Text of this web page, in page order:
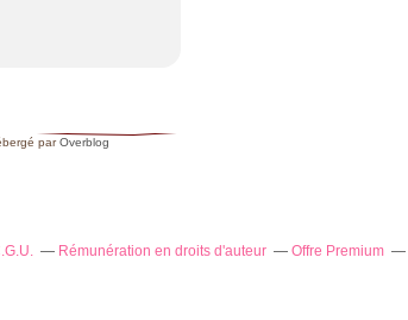
parOverblog
Rémunération en droits d'auteur Offre Premium